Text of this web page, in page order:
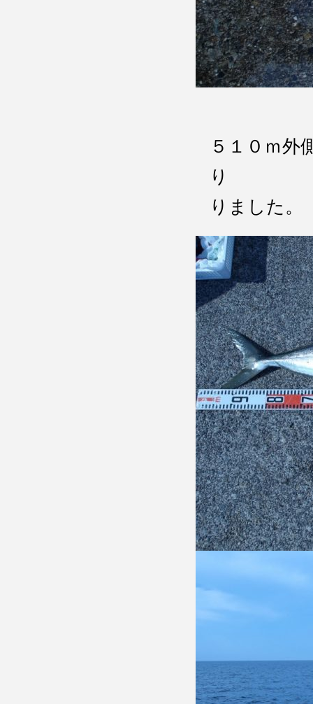
５１０ｍ
り
りました。